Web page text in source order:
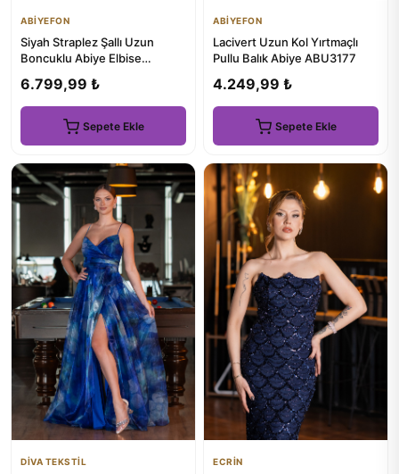
ABİYEFON
Siyah Straplez Şallı Uzun
Boncuklu Abiye Elbise
6.799,99 ₺
Sepete Ekle
ABİYEFON
Lacivert Uzun Kol Yırtmaçlı
Pullu Balık Abiye ABU3177
4.249,99 ₺
Sepete Ekle
DİVA TEKSTİL ECRİN